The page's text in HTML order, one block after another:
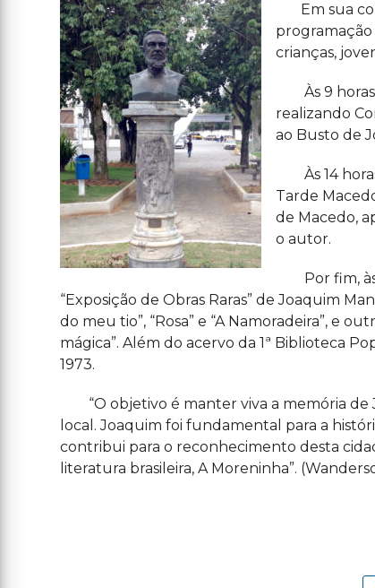
Em sua
programação
crianças,
Às 9 horas,
realizando
ao Busto de
Às 14
Tarde
de Macedo,
o autor.
Por fim, às
“Exposição de Obras Raras” de Joaquim
do meu tio”, “Rosa” e “A Namoradeira”, e
mágica”. Além do acervo da 1ª Biblioteca
1973.
“O objetivo é manter viva a memória de
local. Joaquim foi fundamental para a
contribui para o reconhecimento desta
literatura brasileira, A Moreninha”.